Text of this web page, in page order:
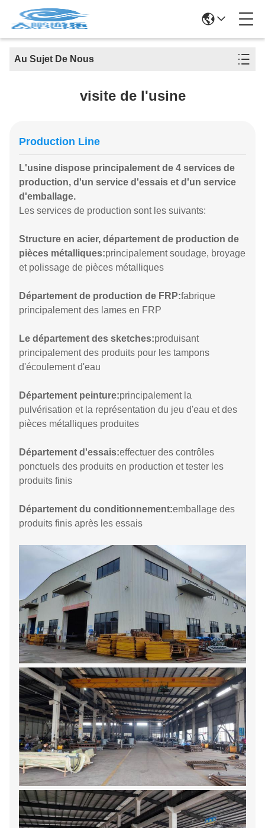
Au Sujet De Nous
visite de l'usine
Production Line
L'usine dispose principalement de 4 services de
production, d'un service d'essais et d'un service
d'emballage.
Les services de production sont les suivants:
Structure en acier, département de production de
pièces métalliques:principalement soudage, broyage
et polissage de pièces métalliques
Département de production de FRP:fabrique
principalement des lames en FRP
Le département des sketches:produisant
principalement des produits pour les tampons
d'écoulement d'eau
Département peinture:principalement la
pulvérisation et la représentation du jeu d'eau et des
pièces métalliques produites
Département d'essais:effectuer des contrôles
ponctuels des produits en production et tester les
produits finis
Département du conditionnement:emballage des
produits finis après les essais